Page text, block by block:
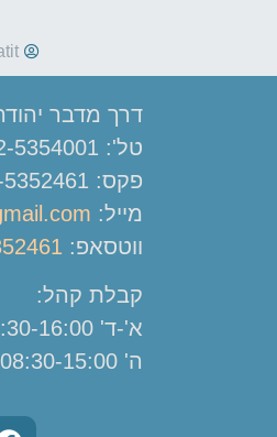
דרך מדבר יהודה 39 (פינת
טל': 02-5354001, 02-5354005
פקס: 02-5352461
מייל:
ווטסאפ:
קבלת קהל:
א'-ד' 08:30-16:00
ה' 08:30-15:00